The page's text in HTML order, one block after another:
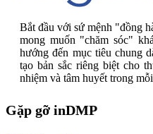
Bắt đầu với sứ mệnh "đồng
mong muốn "chăm sóc"
hướng đến mục tiêu chung
tạo bản sắc riêng biệt cho
nhiệm và tâm huyết trong
Gặp gỡ inDMP